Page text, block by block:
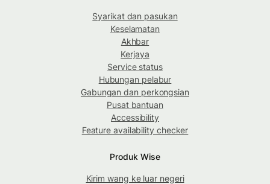
Syarikat dan pasukan
Keselamatan
Akhbar
Kerjaya
Service status
Hubungan pelabur
Gabungan dan perkongsian
Pusat bantuan
Accessibility
Feature availability checker
Produk Wise
Kirim wang ke luar negeri